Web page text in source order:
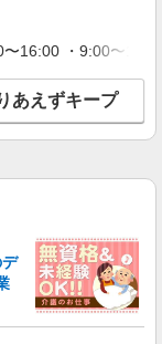
払い有/週払い有/交
津
を見る
払い有/週払い有/交
〜16:00 ・9:00〜
あえずキープ